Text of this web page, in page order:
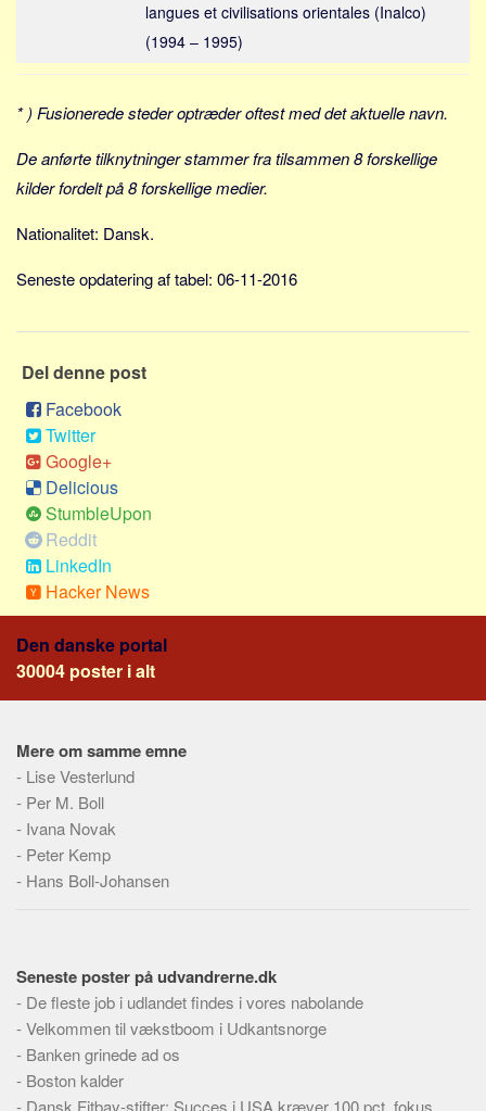
Emner
Skribenter
Steder
Om
Webstedet
Tekstannoncer
Bannere
Hjælp
langues et civilisations orientales (Inalco)
(1994 – 1995)
* ) Fusionerede steder optræder oftest med det aktuelle navn.
De anførte tilknytninger stammer fra tilsammen 8 forskellige
kilder fordelt på 8 forskellige medier.
Nationalitet: Dansk.
Seneste opdatering af tabel: 06-11-2016
Del denne post
Facebook
Twitter
Google+
Delicious
StumbleUpon
Reddit
LinkedIn
Hacker News
Den danske portal
30004 poster i alt
Mere om samme emne
- Lise Vesterlund
- Per M. Boll
- Ivana Novak
- Peter Kemp
- Hans Boll-Johansen
Seneste poster på udvandrerne.dk
- De fleste job i udlandet findes i vores nabolande
-Velkommen til vækstboom i Udkantsnorge
- Banken grinede ad os
- Boston kalder
- Dansk Fitbay-stifter: Succes i USA kræver 100 pct. fokus